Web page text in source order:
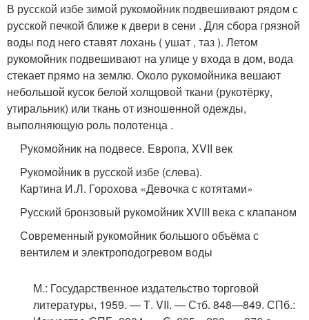
В русской избе зимой рукомойник подвешивают рядом с
русской печкой ближе к двери в сени . Для сбора грязной
воды под него ставят лохань ( ушат , таз ). Летом
рукомойник подвешивают на улице у входа в дом, вода
стекает прямо на землю. Около рукомойника вешают
небольшой кусок белой холщовой ткани (рукотёрку,
утиральник) или ткань от изношенной одежды,
выполняющую роль полотенца .
Рукомойник на подвесе. Европа, XVII век
Рукомойник в русской избе (слева).
Картина И.Л. Горохова «Девочка с котятами»
Русский бронзовый рукомойник XVIII века с клапаном
Современный рукомойник большого объёма с
вентилем и электроподогревом воды
М.: Государственное издательство торговой
литературы, 1959. — Т. VII. — Стб. 848—849.СПб.: